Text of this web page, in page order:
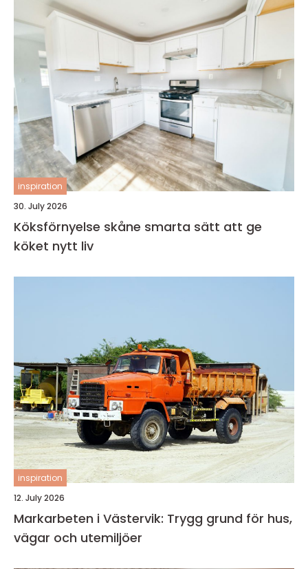
inspiration
30. July 2026
Köksförnyelse skåne smarta sätt att ge
köket nytt liv
inspiration
12. July 2026
Markarbeten i Västervik: Trygg grund för hus,
vägar och utemiljöer